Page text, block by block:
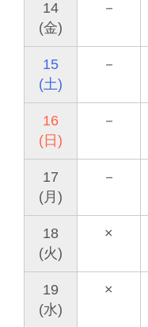
14
(金)
－
15
(土)
－
16
(日)
－
17
(月)
－
18
(火)
×
19
(水)
×